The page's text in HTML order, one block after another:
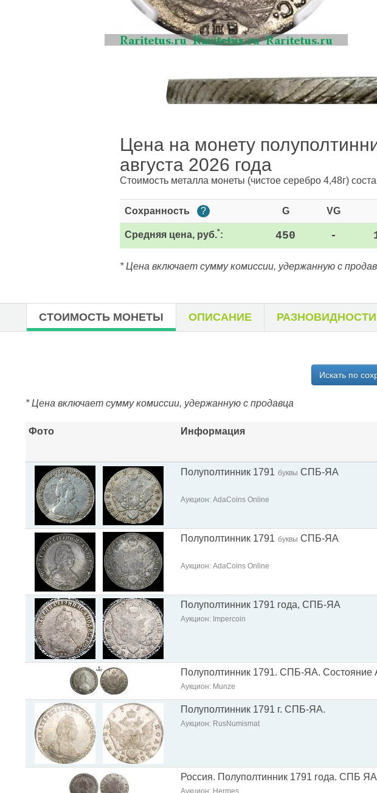
Цена на монету
августа 2026 года
Стоимость металла монеты (чистое серебро 4,48г)
Сохранность ? G VG
Средняя цена, руб.*: 450 -
* Цена включает сумму комиссии, удержанную с
СТОИМОСТЬ МОНЕТЫ ОПИСАНИЕ РАЗНОВИДНОСТИ
Искать по
* Цена включает сумму комиссии, удержанную с продавца
Фото Информация
Полуполтинник 1791 буквы СПБ-ЯА
Аукцион: AdaCoins Online
Полуполтинник 1791 буквы СПБ-ЯА
Аукцион: AdaCoins Online
Полуполтинник 1791 года, СПБ-ЯА
Аукцион: Impercoin
Полуполтинник 1791. СПБ-ЯА. Состояние
Аукцион: Munze
Полуполтинник 1791 г. СПБ-ЯА.
Аукцион: RusNumismat
Россия. Полуполтинник 1791 года. СПБ
Аукцион: Hermes